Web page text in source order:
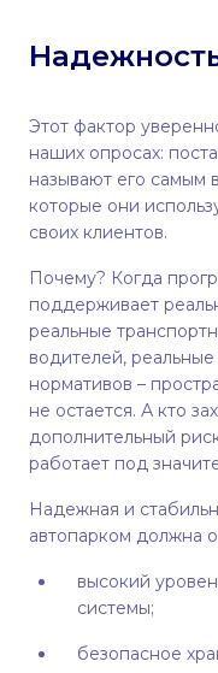
Этот фактор
наших опросах:
называют его самым
которые они
своих клиентов.
Почему? Когда
поддерживает
реальные
водителей,
нормативов –
не остается. А кто
дополнительный
работает под
Надежная и
автопарком должна
высокий
системы;
безопасное